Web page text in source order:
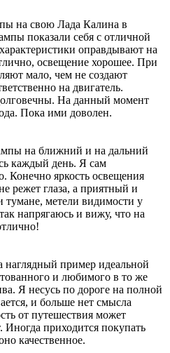
на свою Лада Калина в
показали себя с отличной
оправдывают на
освещение хорошее. При
мало, чем не создают
на двигатель.
На данный момент
Пока ими доволен.
на ближний и на дальний
каждый день. Я сам
Конечно яркость освещения
режет глаза, а приятный и
метели видимости у
напрягаюсь и вижу, что на
наглядный пример идеальной
и любимого в то же
Я несусь по дороге на полной
и больше нет смысла
от путешествия может
Иногда приходится покупать
качественное.